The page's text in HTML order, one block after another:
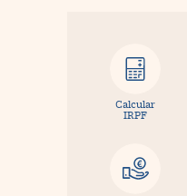
Calcular
IRPF